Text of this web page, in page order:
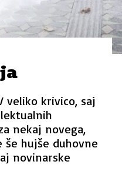
veliko krivico, saj
nekaj novega,
hujše duhovne
novinarske